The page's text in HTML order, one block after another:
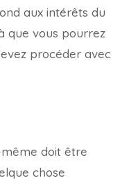
aux intérêts du
que vous pourrez
procéder avec
doit être
chose